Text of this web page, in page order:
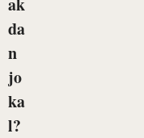
da
n
jo
ka
l?